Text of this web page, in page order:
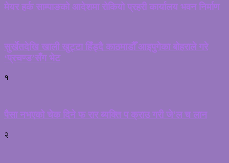
मेयर हर्क साम्पाङको आदेशमा रोकियो प्रहरी कार्यालय भवन निर्माण
सुर्खेतदेखि खाली खुट्टा हिँड्दै काठमाडौँ आइपुगेका बोहराले गरे
‘प्रचण्ड’सँग भेट
१
पैसा नभएको चेक दिने फ रार ब्यक्ति प क्राउ गरी जे’ल च लान
२